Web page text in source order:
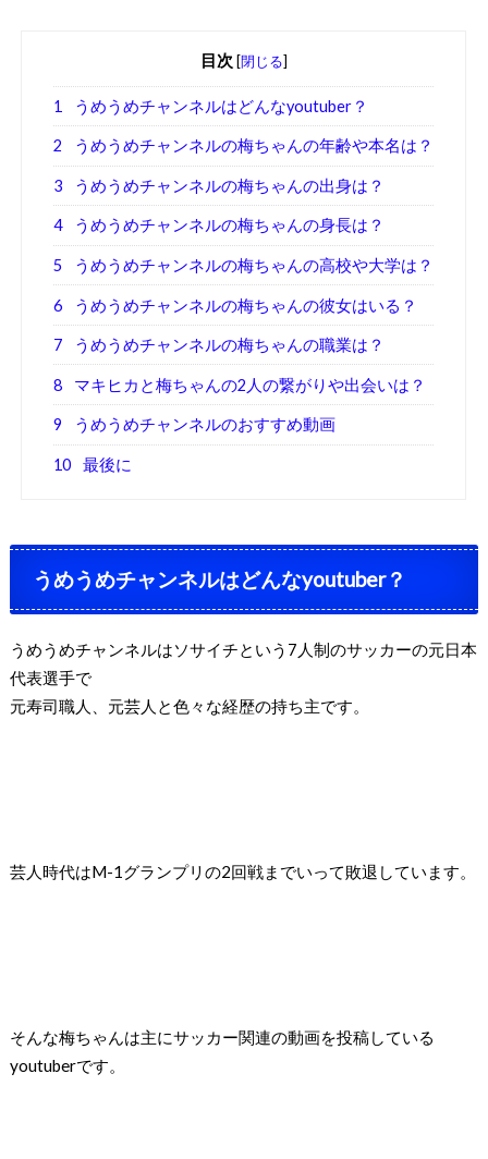
目次 [閉じる]
1 うめうめチャンネルはどんなyoutuber？
2 うめうめチャンネルの梅ちゃんの年齢や本名は？
3 うめうめチャンネルの梅ちゃんの出身は？
4 うめうめチャンネルの梅ちゃんの身長は？
5 うめうめチャンネルの梅ちゃんの高校や大学は？
6 うめうめチャンネルの梅ちゃんの彼女はいる？
7 うめうめチャンネルの梅ちゃんの職業は？
8 マキヒカと梅ちゃんの2人の繋がりや出会いは？
9 うめうめチャンネルのおすすめ動画
10 最後に
うめうめチャンネルはどんなyoutuber？
うめうめチャンネルはソサイチという 7 人制のサッカーの元日本
代表選手で
元寿司職人、元芸人と色々な経歴の持ち主です。
芸人時代はM-1グランプリの2回戦までいって敗退しています。
そんな梅ちゃんは主にサッカー関連の動画を投稿している
youtuberです。